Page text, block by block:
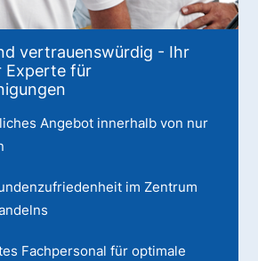
vertrauenswürdig - Ihr
Experte für
Angebot innerhalb von nur
im Zentrum
Fachpersonal für optimale